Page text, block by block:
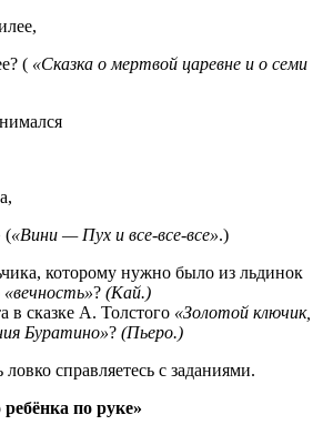
( «Сказка о мертвой царевне и о семи
(«Вини — Пух и все-все-все».)
которому нужно было из льдинок
«вечность»? (Кай.)
в сказке А. Толстого «Золотой ключик,
Буратино»? (Пьеро.)
справляетесь с заданиями.
по руке»